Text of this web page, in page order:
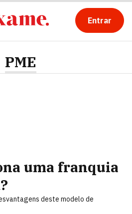
Entrar
PME
uma franquia
deste modelo de